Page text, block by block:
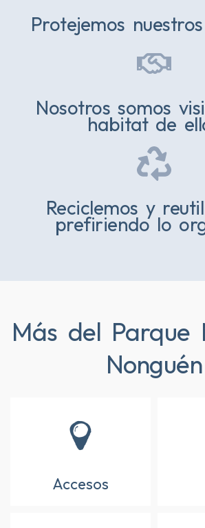
Protejemos
Nosotros somos
habitat de
Reciclemos y
prefiriendo lo
Más del Parque
Nonguén
Accesos